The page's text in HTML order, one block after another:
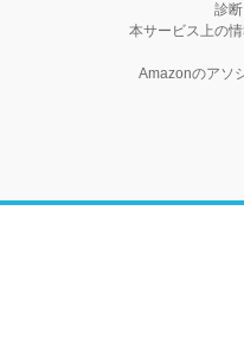
診
本サービス上の
Amazonのアソ